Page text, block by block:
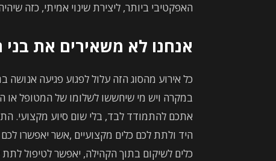
האפקטיבי ביותר, ליצירת שינוי אמיתי, כזה
אנחנו לא משאירים את
כל אירוע מהסוג הזה עלול לפגוע פגיעה
במקרה ויש מי שיחששו לשלומו של המטופל או
אתכם להתמודד לבד, בלי שום סיוע מקצועי.
היד ולתת לכם כלים מקצועיים ,אשר יאפשרו
כלים לשיקום בתוך הקהילה, יאפשר לטיפול